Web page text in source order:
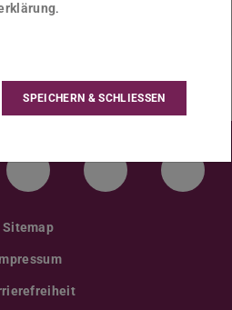
TU Darmstadt
Kanal der TU
Bluesky-Kanal der TU
Facebook-
Sitemap
.
SPEICHERN & SCHLIESSEN